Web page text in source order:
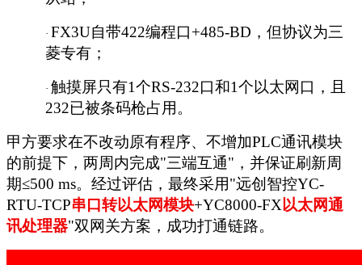
· FX3U自带422编程口+485-BD，但协议为三
菱专有；
· 触摸屏只有1个RS-232口和1个以太网口，且
232已被条码枪占用。
甲方要求在不改动原有程序、不增加PLC通讯模块
的前提下，两周内完成"三端互通"，并保证刷新周
期≤500 ms。经过评估，最终采用"远创智控YC-
RTU-TCP串口转以太网模块+YC8000-FX 以太网通
讯处理器"双网关方案，成功打通链路。